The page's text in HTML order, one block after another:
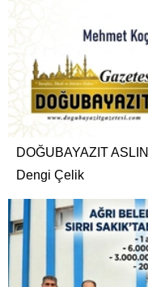
DOĞUBAYAZIT
Dengi Çelik